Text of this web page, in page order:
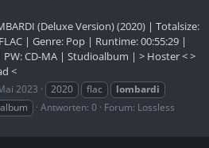
(Deluxe Version) (2020) | Totalsize:
| Genre: Pop | Runtime: 00:55:29 |
CD-MA | Studioalbum | > Hoster < >
<
2023 2020 flac
lombardi
Antworten: 0 Forum: Lossless